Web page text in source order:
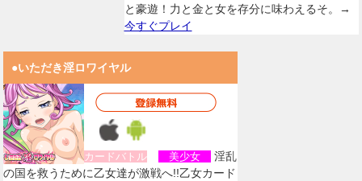
と豪遊！力と金と女を存分に味わえるそ。→
今すぐプレイ
●いただき淫ロワイヤル
カードバトル 美少女
淫乱
の国を救うために乙女達が激戦へ!!乙女カード